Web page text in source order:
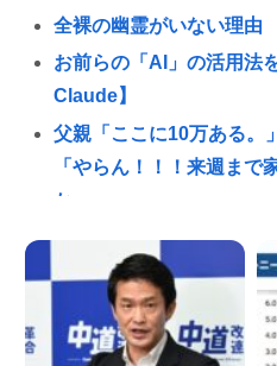
全裸の幽霊がいない理由
お前らの「AI」の活用法
Claude】
父親「ここに10万ある。
「やらん！！！来週まで
か」
【画像】ヤンキー彼氏さ
ちゃ優しすぎる✨✨
最新の吉澤ひとみさん、
【動画】ひろゆきさん、